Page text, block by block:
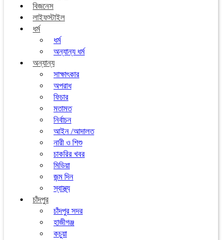
বিজনেস
লাইফস্টাইল
ধর্ম
ধর্ম
অন্যান্য ধর্ম
অন্যান্য
সাক্ষাৎকার
অপরাধ
ফিচার
মতামত
নির্বাচন
আইন /আদালত
নারী ও শিশু
চাকরির খবর
মিডিয়া
জন্ম দিন
স্বাস্থ্য
চাঁদপুর
চাঁদপুর সদর
হাজীগঞ্জ
কচুয়া